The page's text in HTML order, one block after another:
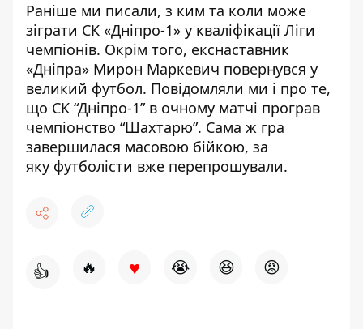
Раніше ми писали, з ким та коли може
зіграти СК «Дніпро-1» у кваліфікації Ліги
чемпіонів. Окрім того, екснаставник
«Дніпра» Мирон Маркевич повернувся у
великий футбол. Повідомляли ми і про те,
що СК “Дніпро-1” в очному матчі програв
чемпіонство “Шахтарю”. Сама ж гра
завершилася масовою бійкою, за
яку футболісти вже перепрошували.
👍 🔥 ♥ 😭 😆 😡